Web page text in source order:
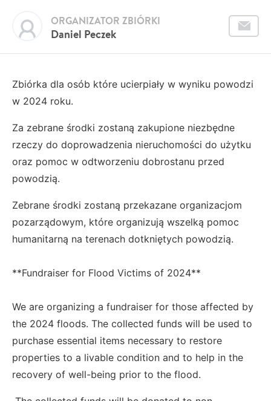
Daniel Peczek
ORGANIZATOR ZBIÓRKI
Zbiórka dla osób które ucierpiały w wyniku powodzi
w 2024 roku.
Za zebrane środki zostaną zakupione niezbędne
rzeczy do doprowadzenia nieruchomości do użytku
oraz pomoc w odtworzeniu dobrostanu przed
powodzią.
Zebrane środki zostaną przekazane organizacjom
pozarządowym, które organizują wszelką pomoc
humanitarną na terenach dotkniętych powodzią.
**Fundraiser for Flood Victims of 2024**
We are organizing a fundraiser for those affected by
the 2024 floods. The collected funds will be used to
purchase essential items necessary to restore
properties to a livable condition and to help in the
recovery of well-being prior to the flood.